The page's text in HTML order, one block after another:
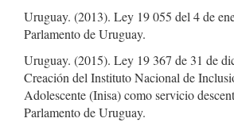
Uruguay. (2013). Ley 19 055 del 4 de
Parlamento de Uruguay.
Uruguay. (2015). Ley 19 367 de 31 de
Creación del Instituto Nacional de
Adolescente (Inisa) como servicio
Parlamento de Uruguay.